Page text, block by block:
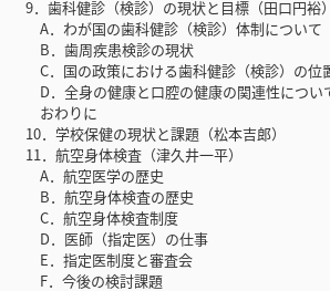
9．歯科健診（検診）の現状と目標（田口円裕）
A．わが国の歯科健診（検診）体制について
B．歯周疾患検診の現状
C．国の政策における歯科健診（検診）の位
D．全身の健康と口腔の健康の関連性につい
おわりに
10．学校保健の現状と課題（松本吉郎）
11．航空身体検査（津久井一平）
A．航空医学の歴史
B．航空身体検査の歴史
C．航空身体検査制度
D．医師（指定医）の仕事
E．指定医制度と審査会
F．今後の検討課題